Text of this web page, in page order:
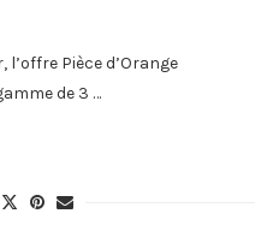
l’offre Pièce d’Orange
de 3 …